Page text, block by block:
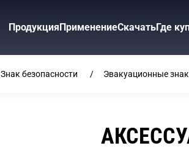
ПродукцияПрименениеСкачатьГде
Знак безопасности Эвакуационные